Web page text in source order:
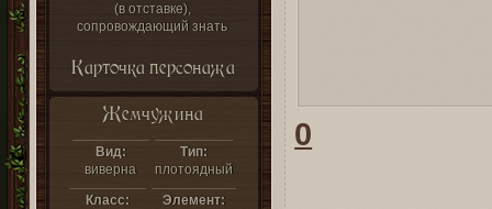
(в отставке),
сопровождающий знать
Карточка персонажа
Жемчужина
Вид:
виверна
Тип:
плотоядный
Класс:
Элемент:
0